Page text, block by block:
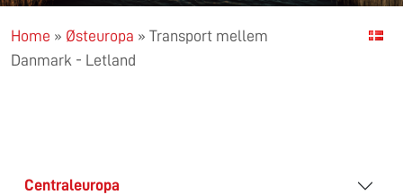
Home » Østeuropa » Transport mellem
Danmark - Letland
Centraleuropa